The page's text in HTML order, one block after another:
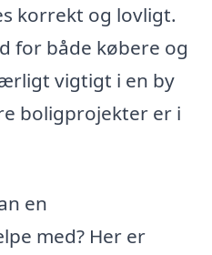
korrekt og lovligt.
for både købere og
vigtigt i en by
boligprojekter er i
en
med? Her er